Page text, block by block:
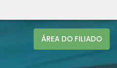
ÁREA DO FILIADO